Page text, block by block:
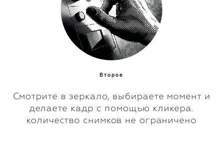
Второе
Смотрите в зеркало, выбираете момент и
делаете кадр с помощью кликера.
количество снимков не ограничено